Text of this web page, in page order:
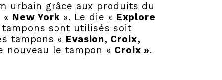
urbain grâce aux produits du
New York». Le die « Explore
sont utilisés soit
tampons « Evasion, Croix,
le tampon « Croix ».